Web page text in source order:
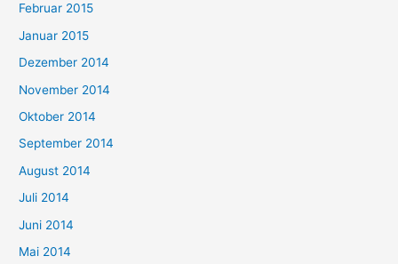
Februar 2015
Januar 2015
Dezember 2014
November 2014
Oktober 2014
September 2014
August 2014
Juli 2014
Juni 2014
Mai 2014